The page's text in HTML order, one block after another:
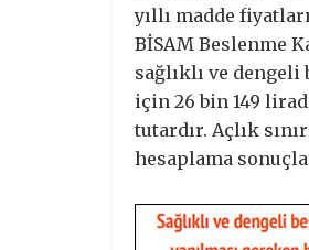
yıllı madde
BİSAM Beslenme
sağlıklı ve dengeli
için 26 bin 149
tutardır. Açlık
hesaplama